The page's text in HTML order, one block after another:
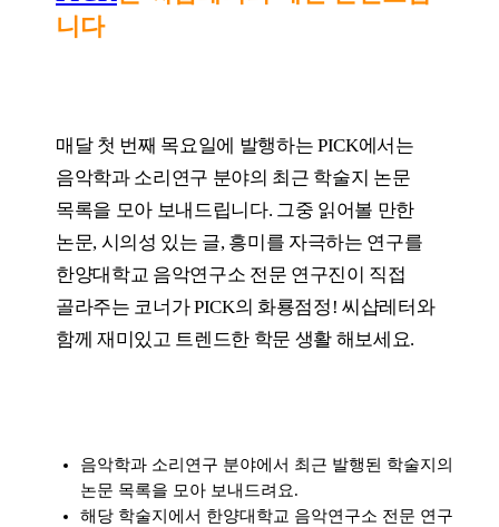
니다
매달 첫 번째 목요일에 발행하는 PICK에서는
음악학과 소리연구 분야의 최근 학술지 논문
목록을 모아 보내드립니다. 그중 읽어볼 만한
논문, 시의성 있는 글, 흥미를 자극하는 연구를
한양대학교 음악연구소 전문 연구진이 직접
골라주는 코너가 PICK의 화룡점정! 씨샵레터와
함께 재미있고 트렌드한 학문 생활 해보세요.
음악학과 소리연구 분야에서 최근 발행된 학술지의
논문 목록을 모아 보내드려요.
해당 학술지에서 한양대학교 음악연구소 전문 연구